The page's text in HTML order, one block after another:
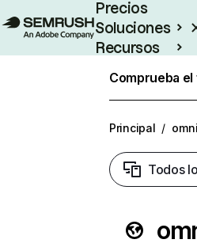
Precios
Soluciones
Recursos
Comprueba
Principal /
Todos